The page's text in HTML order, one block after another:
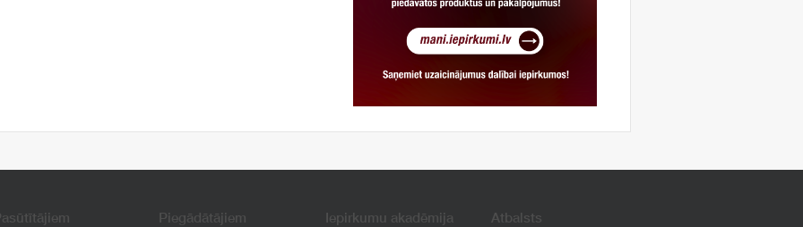
Piegādātājiem Iepirkumu akadēmija Atbalsts